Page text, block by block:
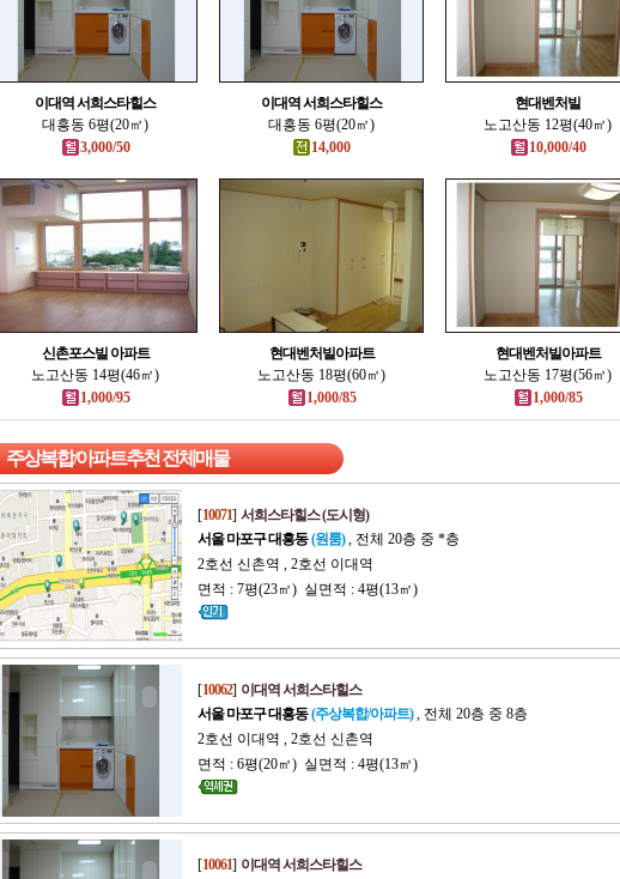
이대역 서희스타힐스
대흥동 6평(20㎡)
3,000/50
이대역 서희스타힐스
대흥동 6평(20㎡)
14,000
현대벤처빌
노고산동 12평(40㎡)
10,000/40
신촌포스빌 아파트
노고산동 14평(46㎡)
1,000/95
현대벤처빌아파트
노고산동 18평(60㎡)
1,000/85
현대벤처빌아파트
노고산동 17평(56㎡)
1,000/85
주상복합/아파트추천 전체매물
[10071] 서희스타힐스 (도시형)
서울 마포구 대흥동 (원룸), 전체 20층 중 *층
2호선 신촌역 , 2호선 이대역
면적 : 7평(23㎡) 실면적 : 4평(13㎡)
[10062] 이대역 서희스타힐스
서울 마포구 대흥동 (주상복합/아파트), 전체 20층 중 8층
2호선 이대역 , 2호선 신촌역
면적 : 6평(20㎡) 실면적 : 4평(13㎡)
[10061] 이대역 서희스타힐스